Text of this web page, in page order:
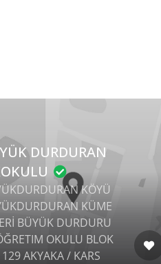
DURDURAN
KÖYÜ
KÜME
BÜYÜK DURDURU
OKULU BLOK
AKYAKA / KARS